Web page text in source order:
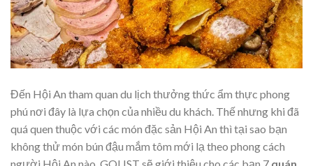
Đến Hội An tham quan du lịch thưởng thức ẩm thực phong
phú nơi đây là lựa chọn của nhiều du khách. Thế nhưng khi đã
quá quen thuộc với các món đặc sản Hội An thì tại sao bạn
không thử món bún đậu mắm tôm mới lạ theo phong cách